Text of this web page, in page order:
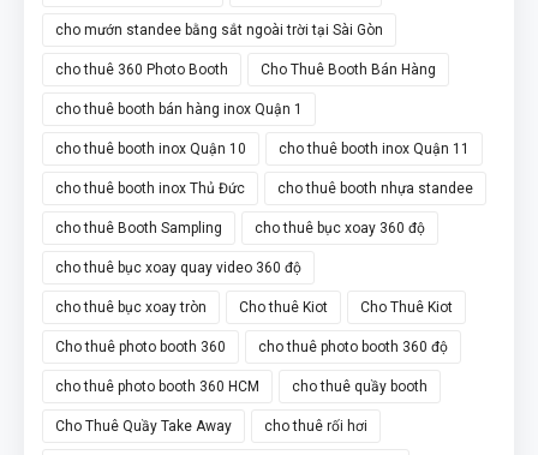
cho mướn standee bằng sắt ngoài trời tại Sài Gòn
cho thuê 360 Photo Booth Cho Thuê Booth Bán Hàng
cho thuê booth bán hàng inox Quận 1
cho thuê booth inox Quận 10 cho thuê booth inox Quận 11
cho thuê booth inox Thủ Đức cho thuê booth nhựa standee
cho thuê Booth Sampling cho thuê bục xoay 360 độ
cho thuê bục xoay quay video 360 độ
cho thuê bục xoay tròn Cho thuê Kiot Cho Thuê Kiot
Cho thuê photo booth 360 cho thuê photo booth 360 độ
cho thuê photo booth 360 HCM cho thuê quầy booth
Cho Thuê Quầy Take Away cho thuê rối hơi